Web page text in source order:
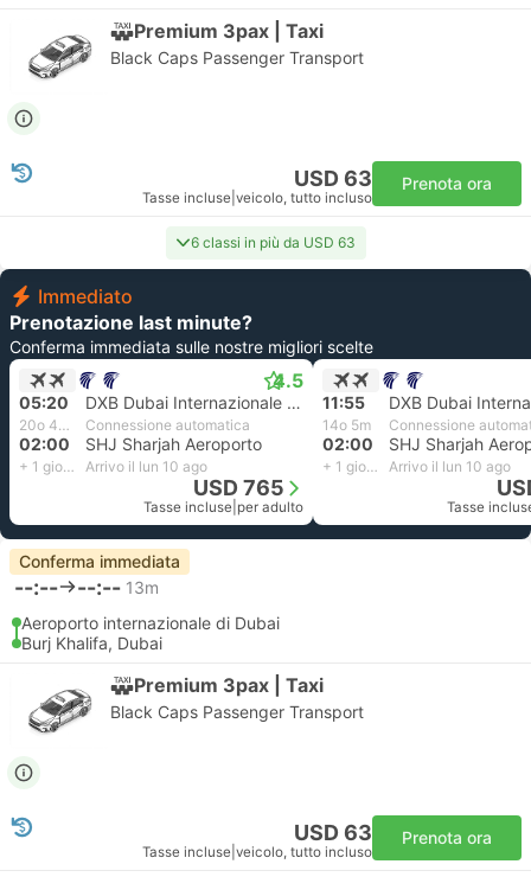
Premium 3pax | Taxi
Black Caps Passenger Transport
USD 63
Tasse incluse veicolo, tutto incluso
Prenota ora
6 classi in più da USD 63
Immediato
Prenotazione last minute?
Conferma immediata sulle nostre migliori scelte
4.5
05:20 DXB Dubai Internazionale Aeroporto
20o 40m Connessione automatica
02:00 SHJ Sharjah Aeroporto
+ 1 giorno Arrivo il lun 10 ago
USD 765
Tasse incluse per adulto
11:55
14o 5m Connessione
02:00 SHJ Sharjah
+ 1 giorno Arrivo il lun 10 ago
Tasse
Conferma immediata
--:-- --:-- 13m
Aeroporto internazionale di Dubai
Burj Khalifa, Dubai
Premium 3pax | Taxi
Black Caps Passenger Transport
USD 63
Tasse incluse veicolo, tutto incluso
Prenota ora